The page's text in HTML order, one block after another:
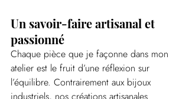
Un savoir-faire artisanal et
passionné
Chaque pièce que je façonne dans mon
atelier est le fruit d’une réflexion sur
l’équilibre. Contrairement aux bijoux